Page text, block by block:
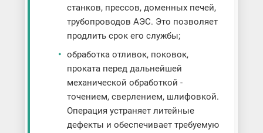
станков, прессов, доменных печей,
трубопроводов АЭС. Это позволяет
продлить срок его службы;
обработка отливок, поковок,
проката перед дальнейшей
механической обработкой -
точением, сверлением, шлифовкой.
Операция устраняет литейные
дефекты и обеспечивает требуемую